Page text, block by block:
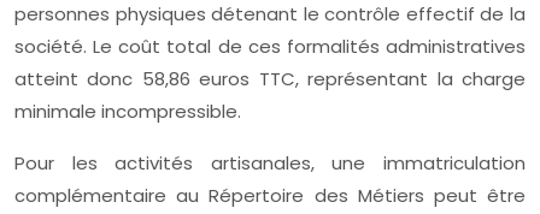
personnes physiques détenant le contrôle effectif de la
société. Le coût total de ces formalités administratives
atteint donc 58,86 euros TTC, représentant la charge
minimale incompressible.
Pour les activités artisanales, une immatriculation
complémentaire au Répertoire des Métiers peut être